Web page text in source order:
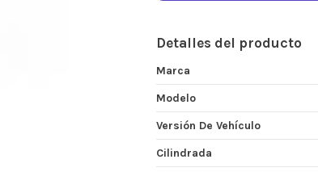
Detalles del producto
Marca
Modelo
Versión De Vehículo
Cilindrada